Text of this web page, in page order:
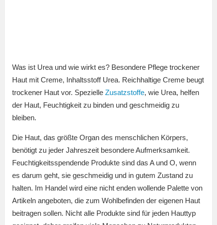
Was ist Urea und wie wirkt es? Besondere Pflege trockener
Haut mit Creme, Inhaltsstoff Urea. Reichhaltige Creme beugt
trockener Haut vor. Spezielle Zusatzstoffe, wie Urea, helfen
der Haut, Feuchtigkeit zu binden und geschmeidig zu
bleiben.
Die Haut, das größte Organ des menschlichen Körpers,
benötigt zu jeder Jahreszeit besondere Aufmerksamkeit.
Feuchtigkeitsspendende Produkte sind das A und O, wenn
es darum geht, sie geschmeidig und in gutem Zustand zu
halten. Im Handel wird eine nicht enden wollende Palette von
Artikeln angeboten, die zum Wohlbefinden der eigenen Haut
beitragen sollen. Nicht alle Produkte sind für jeden Hauttyp